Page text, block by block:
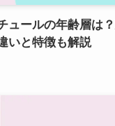
ュールの年齢層は
いと特徴も解説